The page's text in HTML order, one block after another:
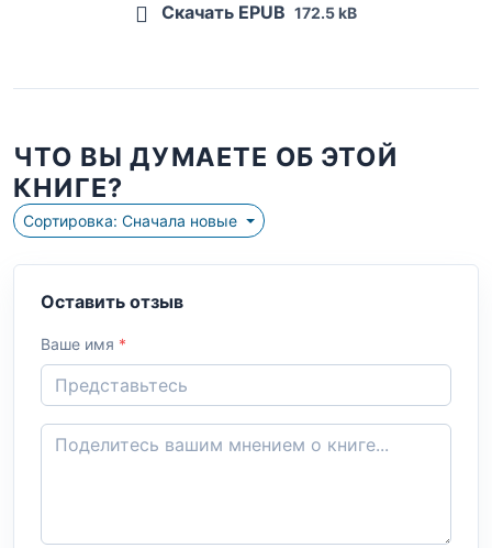
Скачать EPUB 172.5 kB
ЧТО ВЫ ДУМАЕТЕ ОБ ЭТОЙ
КНИГЕ?
Сортировка: Сначала новые
Оставить отзыв
Ваше имя *